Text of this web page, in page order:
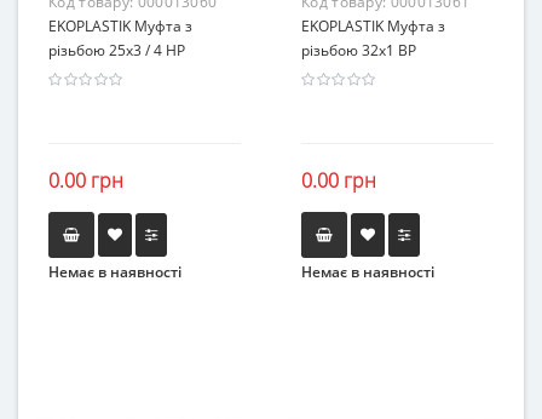
EKOPLASTIK Муфта з
різьбою 25х3 / 4 НР
0.00 грн
Немає в наявності
EKOPLASTIK Муфта з
різьбою 32х1 ВР
0.00 грн
Немає в наявності